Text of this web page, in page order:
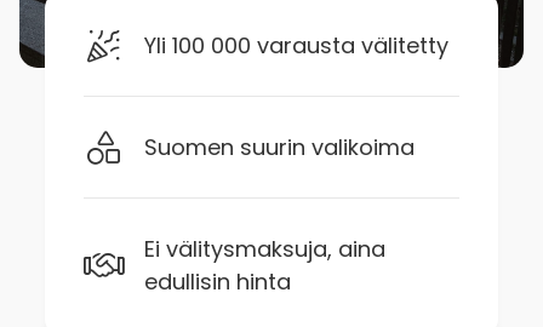
Yli 100 000 varausta välitetty
Suomen suurin valikoima
Ei välitysmaksuja, aina
edullisin hinta